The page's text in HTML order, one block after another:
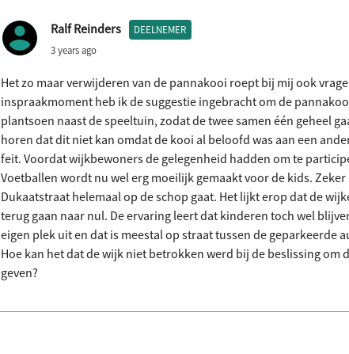
Ralf Reinders DEELNEMER
3 years ago
Het zo maar verwijderen van de pannakooi roept bij mij ook
inspraakmoment heb ik de suggestie ingebracht om de
plantsoen naast de speeltuin, zodat de twee samen één geheel
horen dat dit niet kan omdat de kooi al beloofd was aan een
feit. Voordat wijkbewoners de gelegenheid hadden om te
Voetballen wordt nu wel erg moeilijk gemaakt voor de kids.
Dukaatstraat helemaal op de schop gaat. Het lijkt erop dat de
terug gaan naar nul. De ervaring leert dat kinderen toch wel
eigen plek uit en dat is meestal op straat tussen de geparkeerde
Hoe kan het dat de wijk niet betrokken werd bij de beslissing om
geven?